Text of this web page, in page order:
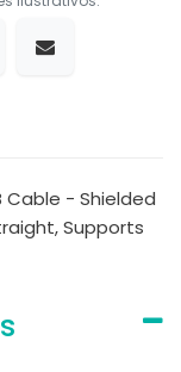
Cable - Shielded
Supports